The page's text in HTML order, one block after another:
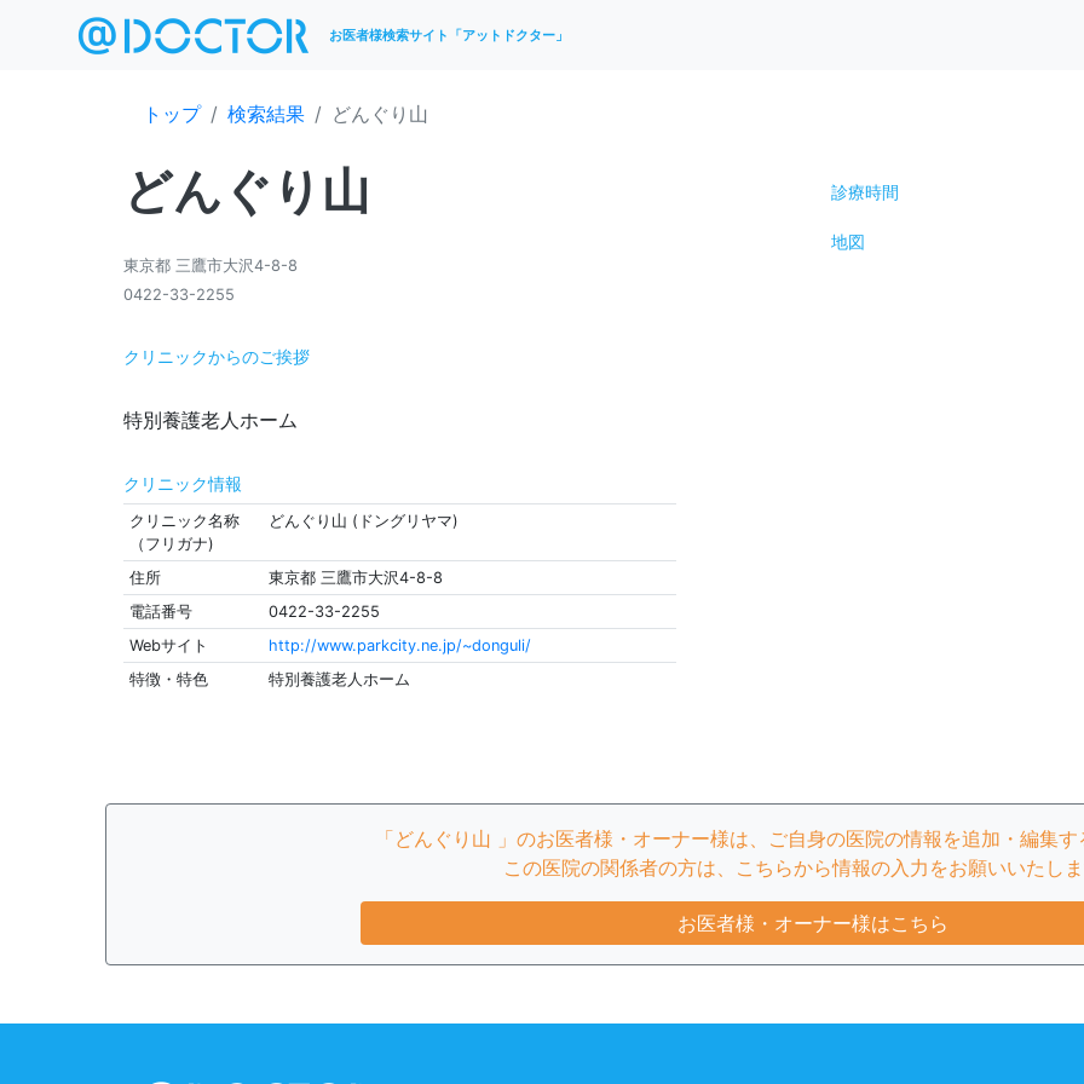
お医者様検索サイト「アットドクター」
トップ 検索結果 どんぐり山
どんぐり山
東京都 三鷹市大沢4-8-8
0422-33-2255
クリニックからのご挨拶
クリニック情報
クリニック名称
（フリガナ)
どんぐり山 (ドングリヤマ)
住所
東京都 三鷹市大沢4-8-8
電話番号
0422-33-2255
Webサイト
http://www.parkcity.ne.jp/~donguli/
特徴・特色
特別養護老人ホーム
診療時間
地図
「どんぐり山 」のお医者様・オーナー様は、ご自身の医院の情報を追加・編集す
この医院の関係者の方は、こちらから情報の入力をお願いいたしま
お医者様・オーナー様はこちら